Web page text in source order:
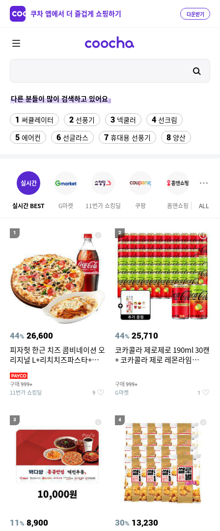
쿠차 앱에서 더 즐겁게 쇼핑하기 다운받기
다른 분들이 많이 검색하고 있어요
1 써큘레이터 2 선풍기 3 넥쿨러 4 선크림
5 에어컨 6 선글라스 7 휴대용 선풍기 8 양산
11 실외기없는 에어컨
14 성인용세발자전거중고
16 여성 여름 니트티 17 뷔페용기 18 매직 미러
아레나 여성 실내수영복 7부
ALL
실시간
실시간 BEST G마켓 11번가 쇼킹딜 쿠팡 홈앤쇼핑
1
44% 26,600
피자헛 한근 치즈 콤비네이션 오
리지널 L+리치치즈파스타+콜
구매 999+
11번가 쇼킹딜 9
2
44% 25,710
코카콜라 제로제로 190ml 30캔
+ 코카콜라 제로 레몬라임
티커 세트
구매 999+
G마켓 1
3
11% 8,900
4
30% 13,230